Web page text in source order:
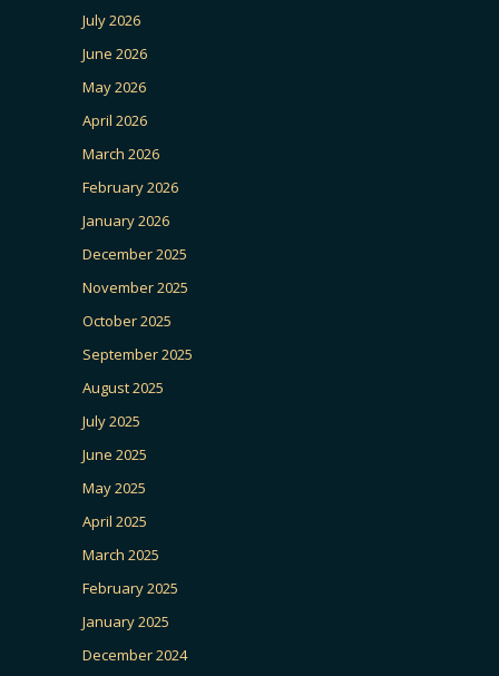
July 2026
June 2026
May 2026
April 2026
March 2026
February 2026
January 2026
December 2025
November 2025
October 2025
September 2025
August 2025
July 2025
June 2025
May 2025
April 2025
March 2025
February 2025
January 2025
December 2024